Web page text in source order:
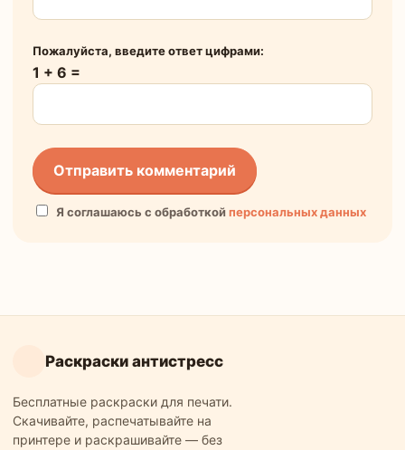
Пожалуйста, введите ответ цифрами:
1 + 6 =
Я соглашаюсь с обработкойперсональных данных
Раскраски антистресс
Бесплатные раскраски для печати.
Скачивайте, распечатывайте на
принтере и раскрашивайте — без